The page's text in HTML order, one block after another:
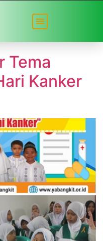
rutin
Tema
Kanker